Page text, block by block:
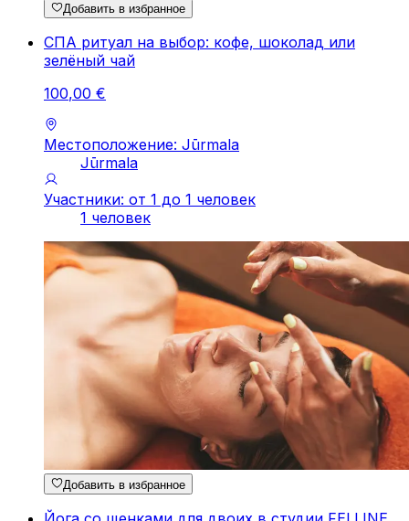
Добавить в избранное
СПА ритуал на выбор: кофе, шоколад или
зелёный чай
100,00 €
Местоположение: Jūrmala
Jūrmala
Участники: от 1 до 1 человек
1 человек
Добавить в избранное